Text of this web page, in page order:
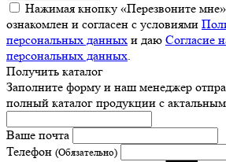
Нажимая кнопку «Перезвоните
ознакомлен и согласен с условиями
персональных данных и даю Согласие
персональных данных
Получить каталог
Заполните форму и наш менеджер
полный каталог продукции с
Ваше почта
Телефон (Обязательно)